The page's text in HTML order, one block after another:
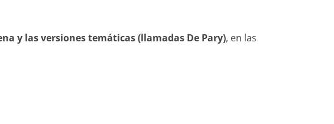
y las versiones temáticas (llamadas De Pary), en las